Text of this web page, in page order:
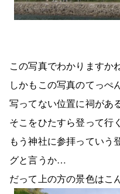
この写真でわかりますか
しかもこの写真のてっぺ
写ってない位置に祠があ
そこをひたすら登って行
もう神社に参拝っていう
グと言うか…
だって上の方の景色はこ